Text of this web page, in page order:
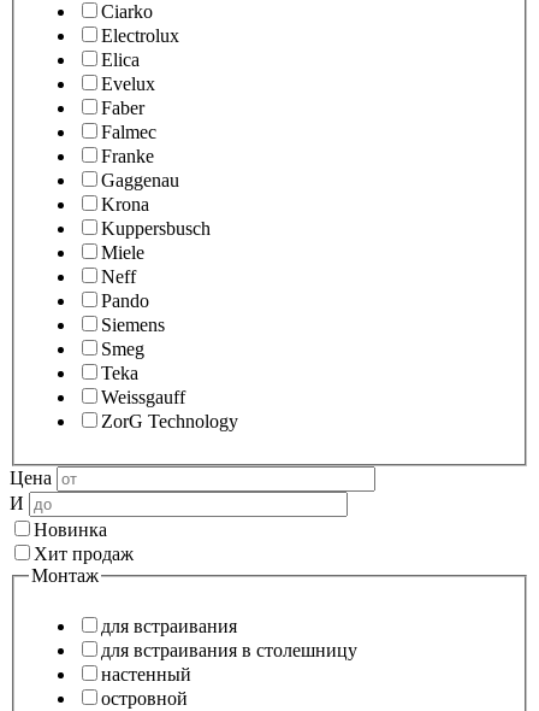
Ciarko
Electrolux
Elica
Evelux
Faber
Falmec
Franke
Gaggenau
Krona
Kuppersbusch
Miele
Neff
Pando
Siemens
Smeg
Teka
Weissgauff
ZorG Technology
Цена
И
Новинка
Хит продаж
Монтаж
для встраивания
для встраивания в столешницу
настенный
островной